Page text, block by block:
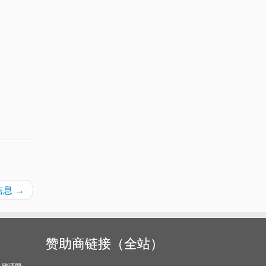
→
赞助商链接（全站）